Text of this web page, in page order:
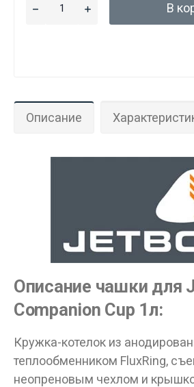
В
Описание
Описание чашки для
Companion Cup 1л:
Кружка-котелок из
теплообменником FluxRing,
неопреновым чехлом и